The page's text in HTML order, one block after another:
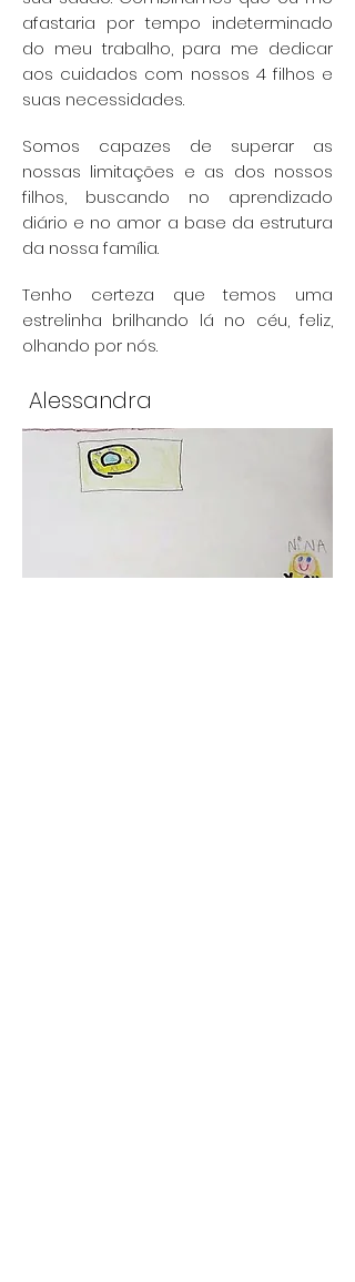
afastaria por tempo indeterminado
do meu trabalho, para me dedicar
aos cuidados com nossos 4 filhos e
suas necessidades.
Somos capazes de superar as
nossas limitações e as dos nossos
filhos, buscando no aprendizado
diário e no amor a base da estrutura
da nossa família.
Tenho certeza que temos uma
estrelinha brilhando lá no céu, feliz,
olhando por nós.
Alessandra